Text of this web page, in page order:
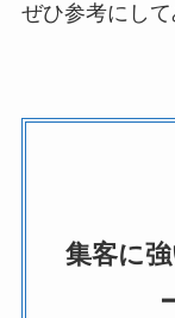
ぜひ参考にして
集客に